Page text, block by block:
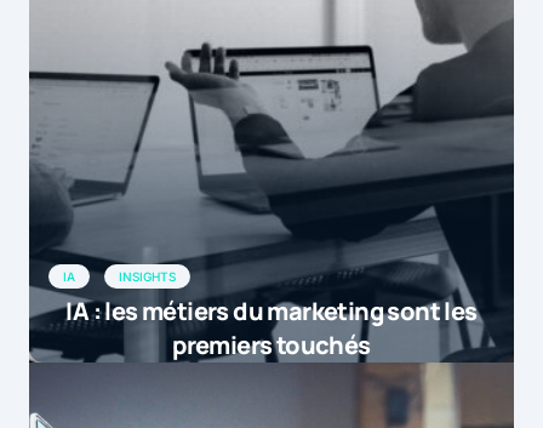
IA INSIGHTS
IA : les métiers du marketing sont les
premiers touchés